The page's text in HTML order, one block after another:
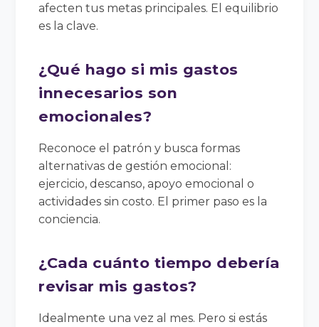
afecten tus metas principales. El equilibrio
es la clave.
¿Qué hago si mis gastos
innecesarios son
emocionales?
Reconoce el patrón y busca formas
alternativas de gestión emocional:
ejercicio, descanso, apoyo emocional o
actividades sin costo. El primer paso es la
conciencia.
¿Cada cuánto tiempo debería
revisar mis gastos?
Idealmente una vez al mes. Pero si estás